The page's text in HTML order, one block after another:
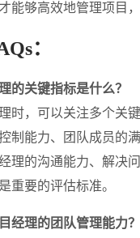
能够高效地管理项目
：
的关键指标是什么？
时，可以关注多个关
制能力、团队成员的
理的沟通能力、解决
重要的评估标准。
经理的团队管理能力？